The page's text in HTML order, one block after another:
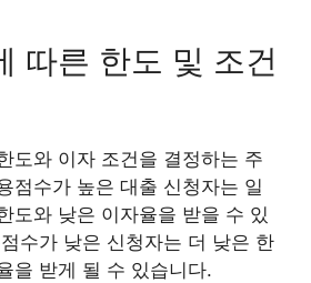
따른 한도 및 조건
도와 이자 조건을 결정하는 주
점수가 높은 대출 신청자는 일
도와 낮은 이자율을 받을 수 있
수가 낮은 신청자는 더 낮은 한
을 받게 될 수 있습니다.